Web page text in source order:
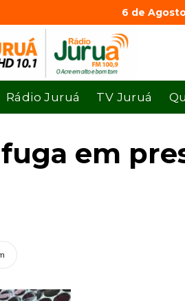
6 de
Rádio Juruá TV Juruá
em